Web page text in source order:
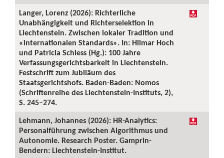
Langer, Lorenz (2026): Richterliche
Unabhängigkeit und Richterselektion in
Liechtenstein. Zwischen lokaler Tradition und
«internationalen Standards». In: Hilmar Hoch
und Patricia Schiess (Hg.): 100 Jahre
Verfassungsgerichtsbarkeit in Liechtenstein.
Festschrift zum Jubiläum des
Staatsgerichtshofs. Baden-Baden: Nomos
(Schriftenreihe des Liechtenstein-Instituts, 2),
S. 245–274.
Lehmann, Johannes (2026): HR-Analytics:
Personalführung zwischen Algorithmus und
Autonomie. Research Poster. Gamprin-
Bendern: Liechtenstein-Institut.